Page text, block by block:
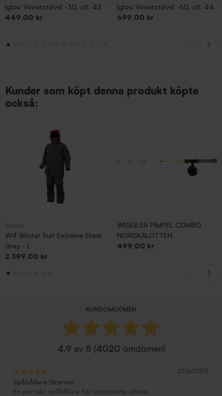
Igloo Vinterstövel -30, stl. 43
Pris
449,00 kr
Igloo Vinterstövel -60, stl. 44
Pris
699,00 kr
Kunder som köpt denna produkt köpte
också:
W4 Winter Suit Extreme Steel
Grey - L
Pris
2 399,00 kr
WIGGLER PIMPEL COMBO
NORDKALOTTEN
Pris
499,00 kr
KUNDOMDÖMEN
4.9 av 5 (4020 omdömen)
2026/03/13
Spåhållare Skarven
En perfekt spåhållare för kommande isfiske.